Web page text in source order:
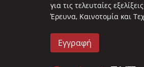
για τις τελευταίες
Έρευνα, Καινοτομία και
Εγγραφή